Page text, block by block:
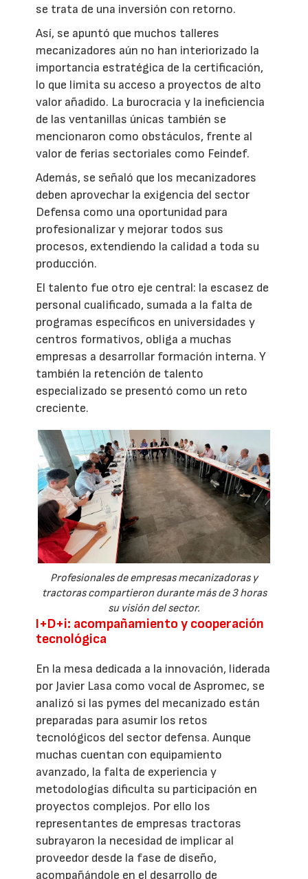
se trata de una inversión con retorno.
Así, se apuntó que muchos talleres
mecanizadores aún no han interiorizado la
importancia estratégica de la certificación,
lo que limita su acceso a proyectos de alto
valor añadido. La burocracia y la ineficiencia
de las ventanillas únicas también se
mencionaron como obstáculos, frente al
valor de ferias sectoriales como Feindef.
Además, se señaló que los mecanizadores
deben aprovechar la exigencia del sector
Defensa como una oportunidad para
profesionalizar y mejorar todos sus
procesos, extendiendo la calidad a toda su
producción.
El talento fue otro eje central: la escasez de
personal cualificado, sumada a la falta de
programas específicos en universidades y
centros formativos, obliga a muchas
empresas a desarrollar formación interna. Y
también la retención de talento
especializado se presentó como un reto
creciente.
Profesionales de empresas mecanizadoras y
tractoras compartieron durante más de 3 horas
su visión del sector.
I+D+i: acompañamiento y cooperación
tecnológica
En la mesa dedicada a la innovación, liderada
por Javier Lasa como vocal de Aspromec, se
analizó si las pymes del mecanizado están
preparadas para asumir los retos
tecnológicos del sector defensa. Aunque
muchas cuentan con equipamiento
avanzado, la falta de experiencia y
metodologías dificulta su participación en
proyectos complejos. Por ello los
representantes de empresas tractoras
subrayaron la necesidad de implicar al
proveedor desde la fase de diseño,
acompañándole en el desarrollo de